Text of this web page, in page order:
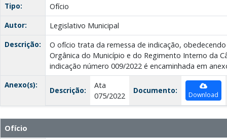
Tipo:
Ofício
Autor:
Legislativo Municipal
Descrição:
O ofício trata da remessa de indicação,
Orgânica do Município e do Regimento Interno da
indicação número 009/2022 é encaminhada em
Anexo(s):
Descrição:
Ata
075/2022
Documento: Download
Ofício